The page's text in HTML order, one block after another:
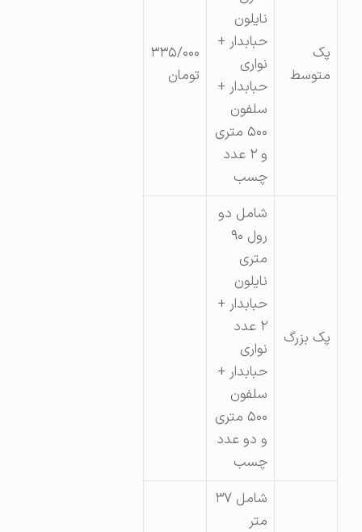
متوسط
نایلون
حبابدار +
نواری
حبابدار +
سلفون
۵۰۰ متری
و ۲ عدد
چسب
۳۳۵/۰۰۰
تومان
پک بزرگ
شامل دو
رول ۹۰
متری
نایلون
حبابدار +
۲ عدد
نواری
حبابدار +
سلفون
۵۰۰ متری
و دو عدد
چسب
شامل ۳۷